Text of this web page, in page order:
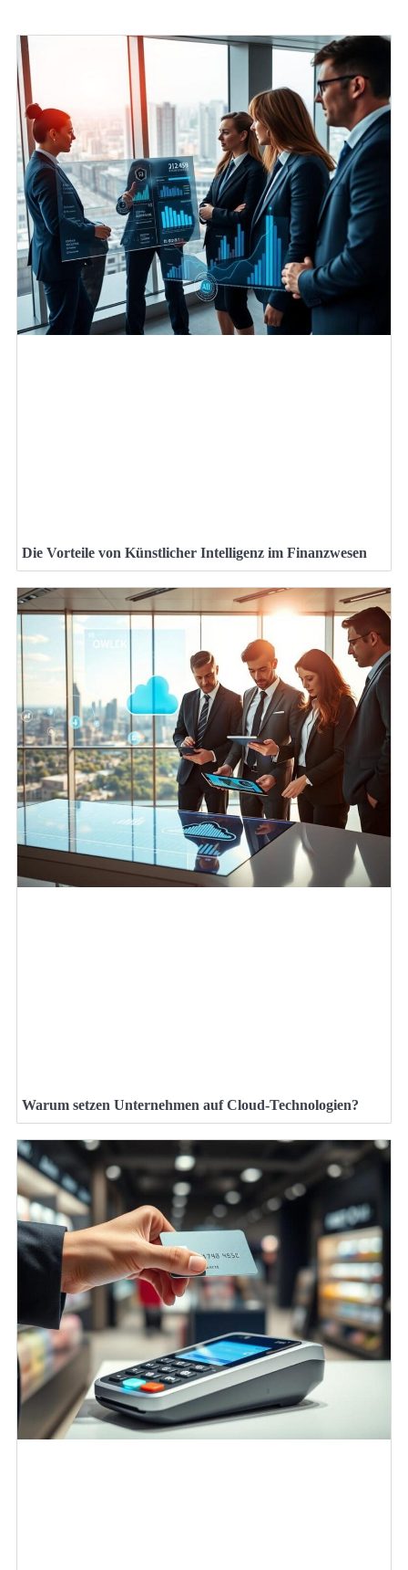
Die Vorteile von Künstlicher Intelligenz im Finanzwesen
Warum setzen Unternehmen auf Cloud-Technologien?